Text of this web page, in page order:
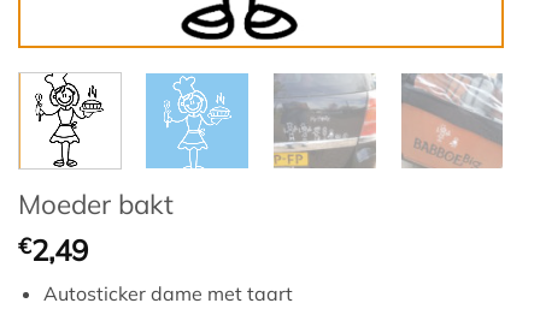
Moeder bakt
€2,49
Autosticker dame met taart